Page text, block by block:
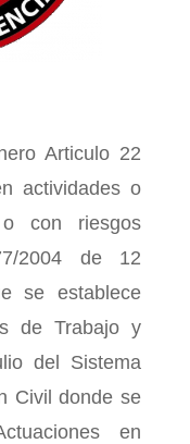
Articulo 22
actividades o
o con riesgos
2004 de 12
se establece
de Trabajo y
del Sistema
Civil donde se
en